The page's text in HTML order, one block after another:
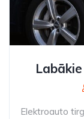
Elektroauto